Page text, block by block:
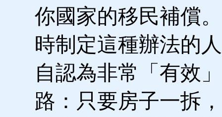
你國家的移民補償
時制定這種辦法的
自認為非常「有效
路：只要房子一拆